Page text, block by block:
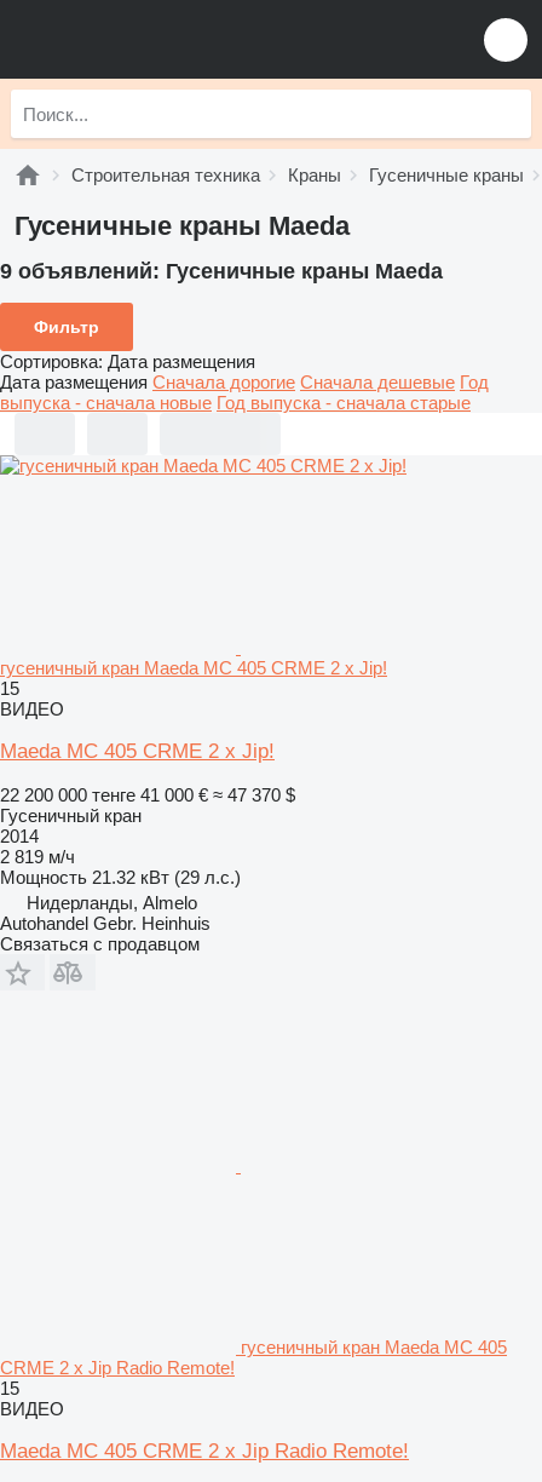
Строительная техника Краны Гусеничные краны
Гусеничные краны Maeda
9 объявлений: Гусеничные краны Maeda
Фильтр
Сортировка: Дата размещения
Дата размещения Сначала дорогие Сначала дешевые Год
выпуска - сначала новые Год выпуска - сначала старые
гусеничный кран Maeda MC 405 CRME 2 x Jip!
15
ВИДЕО
Maeda MC 405 CRME 2 x Jip!
22 200 000 тенге 41 000 € ≈ 47 370 $
Гусеничный кран
2014
2 819 м/ч
Мощность 21.32 кВт (29 л.с.)
Нидерланды, Almelo
Autohandel Gebr. Heinhuis
Связаться с продавцом
гусеничный кран Maeda MC 405
CRME 2 x Jip Radio Remote!
15
ВИДЕО
Maeda MC 405 CRME 2 x Jip Radio Remote!